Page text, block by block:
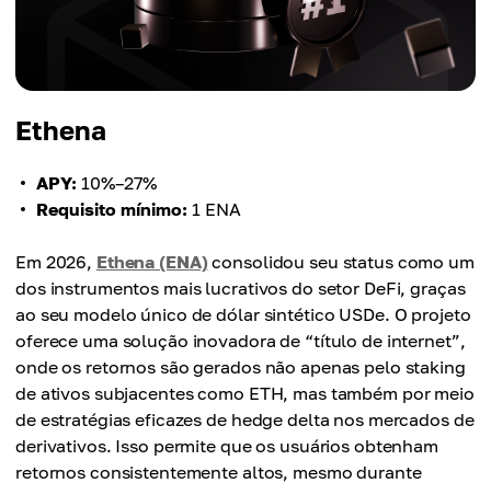
Ethena
APY: 10%–27%
Requisito mínimo: 1 ENA
Em 2026, Ethena (ENA) consolidou seu status como um
dos instrumentos mais lucrativos do setor DeFi, graças
ao seu modelo único de dólar sintético USDe. O projeto
oferece uma solução inovadora de “título de internet”,
onde os retornos são gerados não apenas pelo staking
de ativos subjacentes como ETH, mas também por meio
de estratégias eficazes de hedge delta nos mercados de
derivativos. Isso permite que os usuários obtenham
retornos consistentemente altos, mesmo durante